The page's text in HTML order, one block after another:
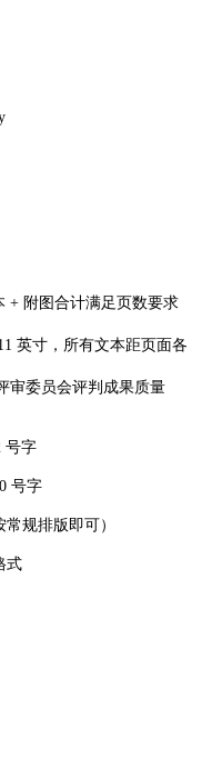
+ 附图合计满足页数要求
英寸，所有文本距页面各
审委员会评判成果质量
号字
号字
规排版即可）
式